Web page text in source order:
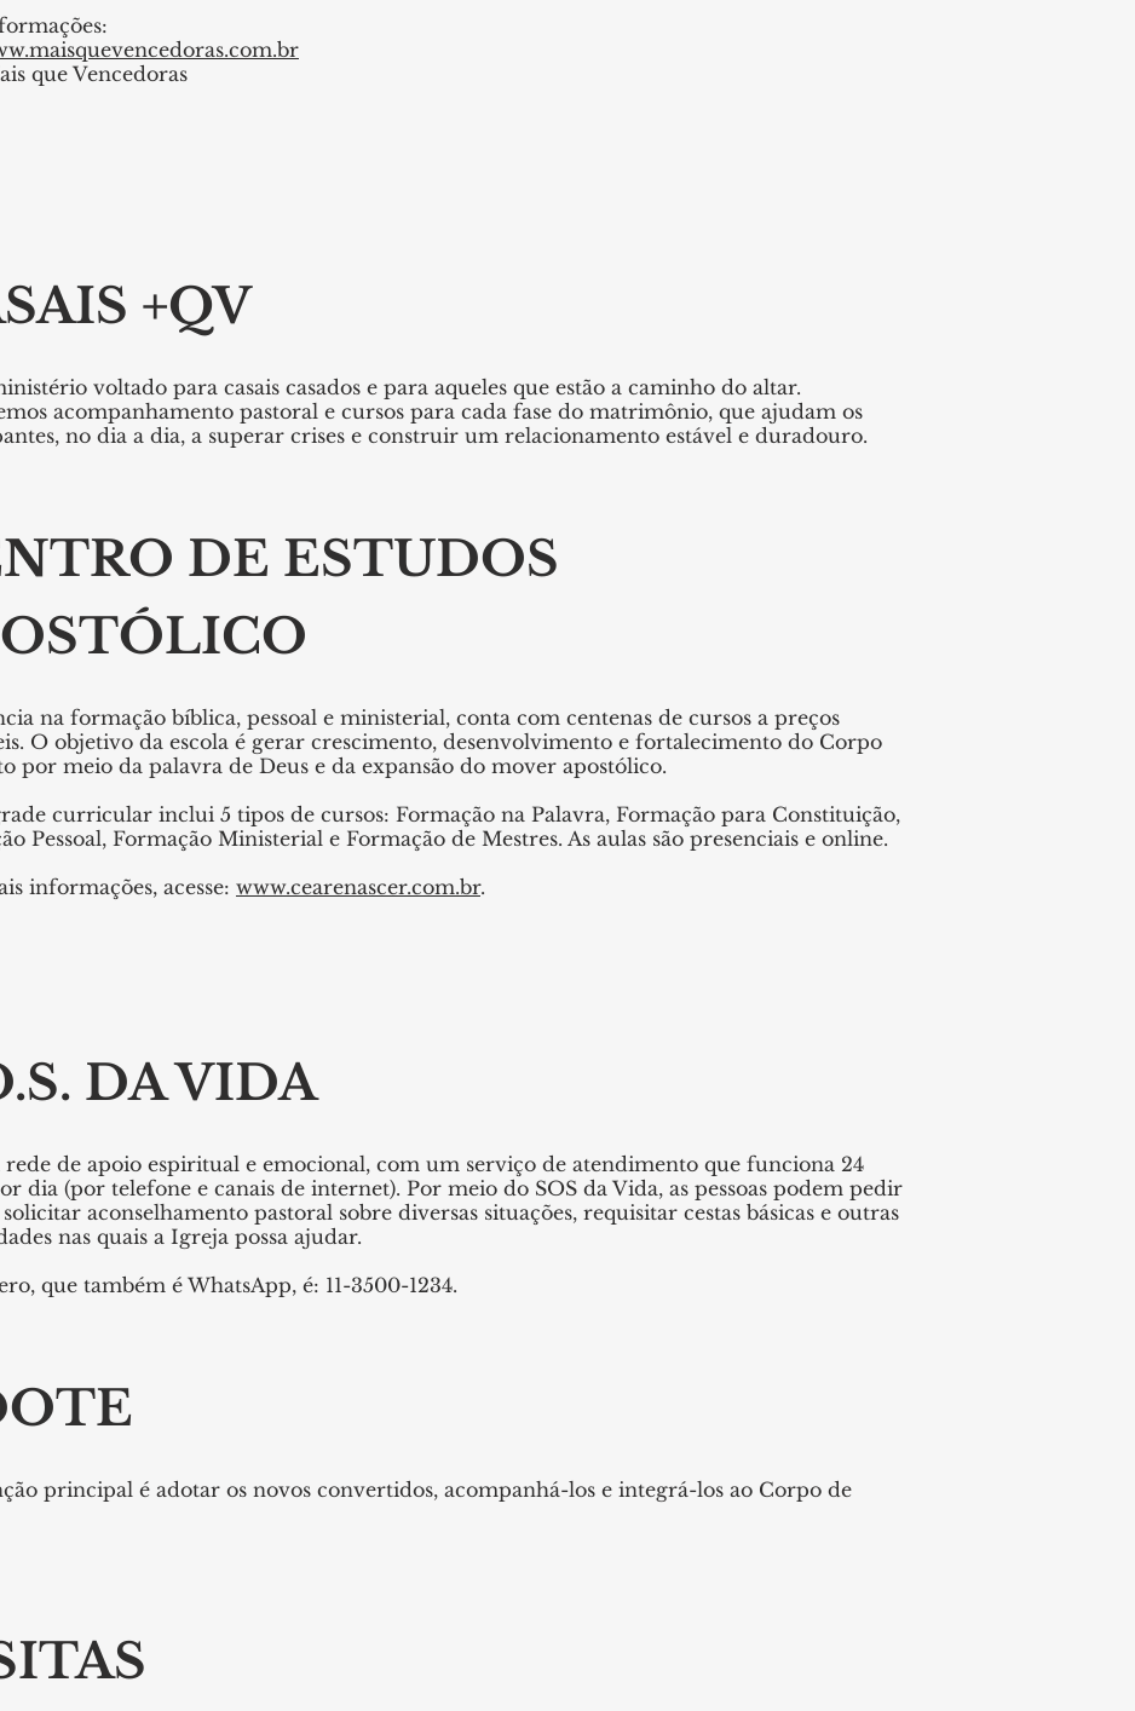
que Vencedoras
+QV
voltado para casais casados e para aqueles que estão a caminho do altar.
acompanhamento pastoral e cursos para cada fase do matrimônio, que ajudam os
no dia a dia, a superar crises e construir um relacionamento estável e duradouro.
DE ESTUDOS
na formação bíblica, pessoal e ministerial, conta com centenas de cursos a preços
O objetivo da escola é gerar crescimento, desenvolvimento e fortalecimento do Corpo
por meio da palavra de Deus e da expansão do mover apostólico.
curricular inclui 5 tipos de cursos: Formação na Palavra, Formação para Constituição,
Pessoal, Formação Ministerial e Formação de Mestres. As aulas são presenciais e online.
informações, acesse: www.cearenascer.com.br.
DA VIDA
rede de apoio espiritual e emocional, com um serviço de atendimento que funciona 24
dia (por telefone e canais de internet). Por meio do SOS da Vida, as pessoas podem pedir
aconselhamento pastoral sobre diversas situações, requisitar cestas básicas e outras
nas quais a Igreja possa ajudar.
que também é WhatsApp, é: 11-3500-1234.
principal é adotar os novos convertidos, acompanhá-los e integrá-los ao Corpo de